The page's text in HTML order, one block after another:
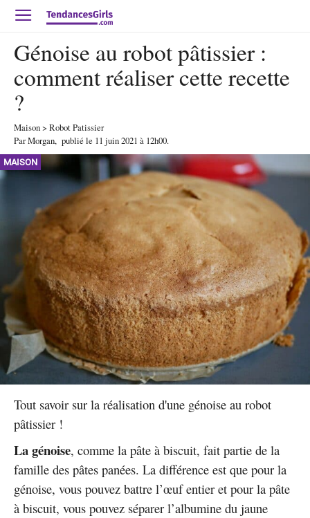
Génoise au robot pâtissier :
comment réaliser cette recette
?
Maison> Robot Patissier
ParMorgan, publié le 11 juin 2021 à 12h00.
MAISON
Tout savoir sur la réalisation d'une génoise au robot
pâtissier !
La génoise, comme la pâte à biscuit, fait partie de la
famille des pâtes panées. La différence est que pour la
génoise, vous pouvez battre l’œuf entier et pour la pâte
à biscuit, vous pouvez séparer l’albumine du jaune